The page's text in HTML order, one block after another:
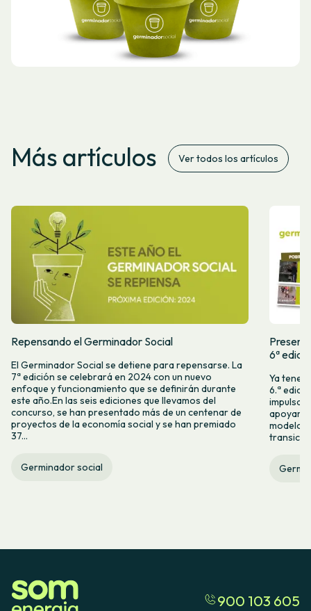
Más artículos Ver todos los artículos
Repensando el Germinador Social
El Germinador Social se detiene para repensarse. La
7ª edición se celebrará en 2024 con un nuevo
enfoque y funcionamiento que se definirán durante
este año.En las seis ediciones que llevamos del
concurso, se han presentado más de un centenar de
proyectos de la economía social y se han premiado
37...
Germinador social
6ª
Ya
6.ª
apoyar
modelos
900 103 605